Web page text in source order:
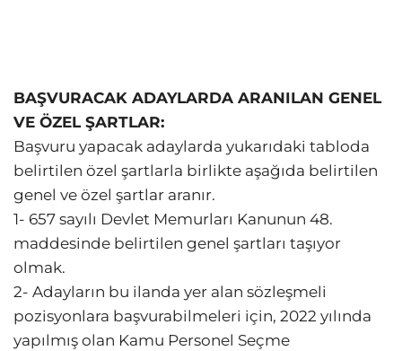
BAŞVURACAK ADAYLARDA ARANILAN GENEL
VE ÖZEL ŞARTLAR:
Başvuru yapacak adaylarda yukarıdaki tabloda
belirtilen özel şartlarla birlikte aşağıda belirtilen
genel ve özel şartlar aranır.
1- 657 sayılı Devlet Memurları Kanunun 48.
maddesinde belirtilen genel şartları taşıyor
olmak.
2- Adayların bu ilanda yer alan sözleşmeli
pozisyonlara başvurabilmeleri için, 2022 yılında
yapılmış olan Kamu Personel Seçme